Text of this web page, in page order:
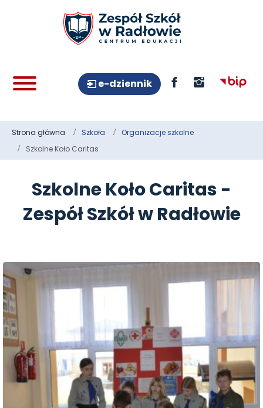
e-dziennik
Strona główna Szkoła
Organizacje szkolne
Szkolne Koło Caritas
Szkolne Koło Caritas -
Zespół Szkół w Radłowie